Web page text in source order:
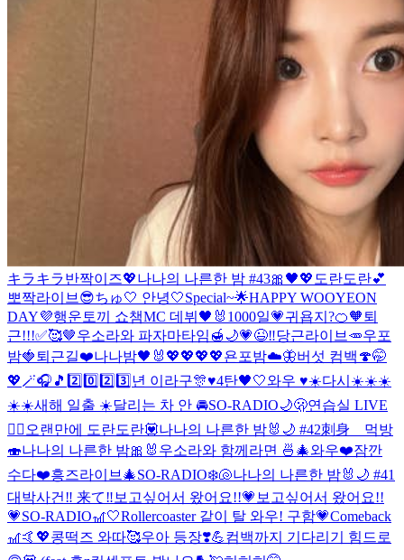
キラキラ반짝이즈💖나나의 나른한 밤 #43🎀🖤💖 도란도란💕
뽀짝라이브😎ちゅ🤍 안녕🤍Special~🌟HAPPY WOOYEON
DAY💜행운토끼 쇼챔MC 데뷔🖤🐰 1000일💗귀욥지?🍊🧡퇴
근!!!✅🥰🤎우소라와 파자마타임🍯🌙💗😉‼️당근라이브🥕우포
밤🍓퇴근길❤️나나밤🖤🐰 💖💖💖💖욘포밤☁️🦋버섯 컴백🍄🤭
💖🪄🎧🎵 2️⃣0️⃣2️⃣3️⃣년 이라구🎊♥️4탄🖤🤍와우 ♥️☀️다시☀️☀️☀️
☀️☀️새해 일출 ☀️달리는 차 안 🚘SO-RADIO🌙🫢연습실 LIVE
❤️‍🔥 오랜만에 도란도란💟나나의 나른한 밤🐰🌙 #42刺身 먹방
🍣나나의 나른한 밤🎀🐰 우소라와 함께라면 🍜🎄와우❤️잠깐
수다❤️흥즈라이브🎄SO-RADIO❄️🐚나나의 나른한 밤🐰🌙 #41
대박사건‼️ 来て‼️ 보고싶어서 왔어요!!💗 보고싶어서 왔어요!!
💗SO-RADIO🎢🤍Rollercoaster 같이 탈 와우! 구함💗Comeback
🎢🤙💖콩떡즈 와따🥰우아 등장❣️💪컴백까지 기다리기 힘드로